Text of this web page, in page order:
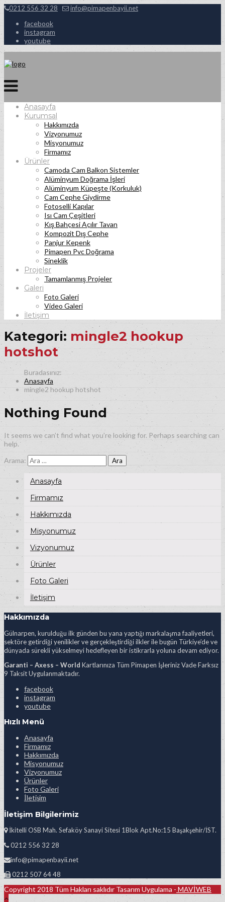
0212 556 32 28 info@pimapenbayii.net
facebook
instagram
youtube
Anasayfa
Kurumsal
Hakkımızda
Vizyonumuz
Misyonumuz
Firmamız
Ürünler
Camoda Cam Balkon Sistemler
Alüminyum Doğrama İşleri
Alüminyum Küpeşte (Korkuluk)
Cam Cephe Giydirme
Fotoselli Kapılar
Isı Cam Çeşitleri
Kış Bahçesi Açılır Tavan
Kompozit Dış Cephe
Panjur Kepenk
Pimapen Pvc Doğrama
Sineklik
Projeler
Tamamlanmış Projeler
Galeri
Foto Galeri
Video Galeri
İletişim
Kategori: mingle2 hookup
hotshot
Anasayfa
mingle2 hookup hotshot
Nothing Found
It seems we can’t find what you’re looking for. Perhaps searching can
help.
Arama:
Anasayfa
Firmamız
Hakkımızda
Misyonumuz
Vizyonumuz
Ürünler
Foto Galeri
İletişim
Hakkımızda
Gülnarpen, kurulduğu ilk günden bu yana yaptığı markalaşma faaliyetleri,
sektöre getirdiği yenilikler ve gerçekleştirdiği ilkler ile bugün Türkiye’de ve
dünyada sürekli yükselmeyi hedefleyen bir istikrarla yoluna devam ediyor.
Garanti – Axess – World Kartlarınıza Tüm Pimapen İşleriniz Vade Farksız
9 Taksit Uygulanmaktadır.
facebook
instagram
youtube
Hızlı Menü
Anasayfa
Firmamız
Hakkımızda
Misyonumuz
Vizyonumuz
Ürünler
Foto Galeri
İletişim
İletişim Bilgilerimiz
İkitelli OSB Mah. Sefaköy Sanayi Sitesi 1Blok Apt.No:15 Başakşehir/İST.
0212 556 32 28
info@pimapenbayii.net
0212 507 64 48
Copyright 2018 Tüm Hakları saklıdır Tasarım Uygulama - MAVİWEB